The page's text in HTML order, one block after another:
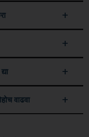
वाढवा